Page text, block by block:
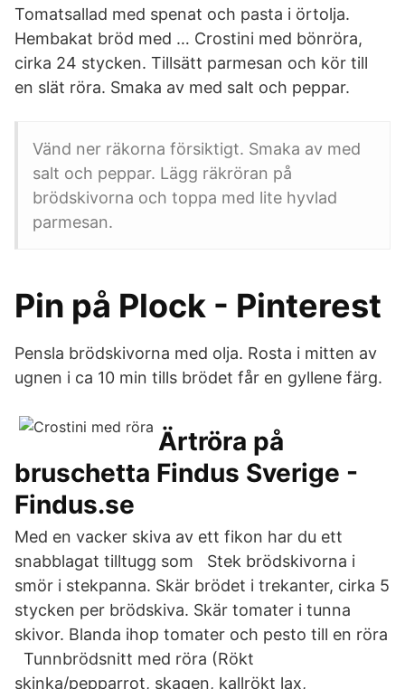
Tomatsallad med spenat och pasta i örtolja.
Hembakat bröd med … Crostini med bönröra,
cirka 24 stycken. Tillsätt parmesan och kör till
en slät röra. Smaka av med salt och peppar.
Vänd ner räkorna försiktigt. Smaka av med
salt och peppar. Lägg räkröran på
brödskivorna och toppa med lite hyvlad
parmesan.
Pin på Plock - Pinterest
Pensla brödskivorna med olja. Rosta i mitten av
ugnen i ca 10 min tills brödet får en gyllene färg.
Ärtröra på
bruschetta Findus Sverige -
Findus.se
Med en vacker skiva av ett fikon har du ett
snabblagat tilltugg som Stek brödskivorna i
smör i stekpanna. Skär brödet i trekanter, cirka 5
stycken per brödskiva. Skär tomater i tunna
skivor. Blanda ihop tomater och pesto till en röra
Tunnbrödsnitt med röra (Rökt
skinka/pepparrot, skagen, kallrökt lax,